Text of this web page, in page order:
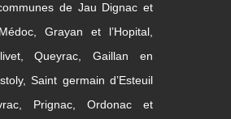
de Jau Dignac et
Grayan et l’Hopital,
Queyrac, Gaillan en
Saint germain d’Esteuil
Prignac, Ordonac et